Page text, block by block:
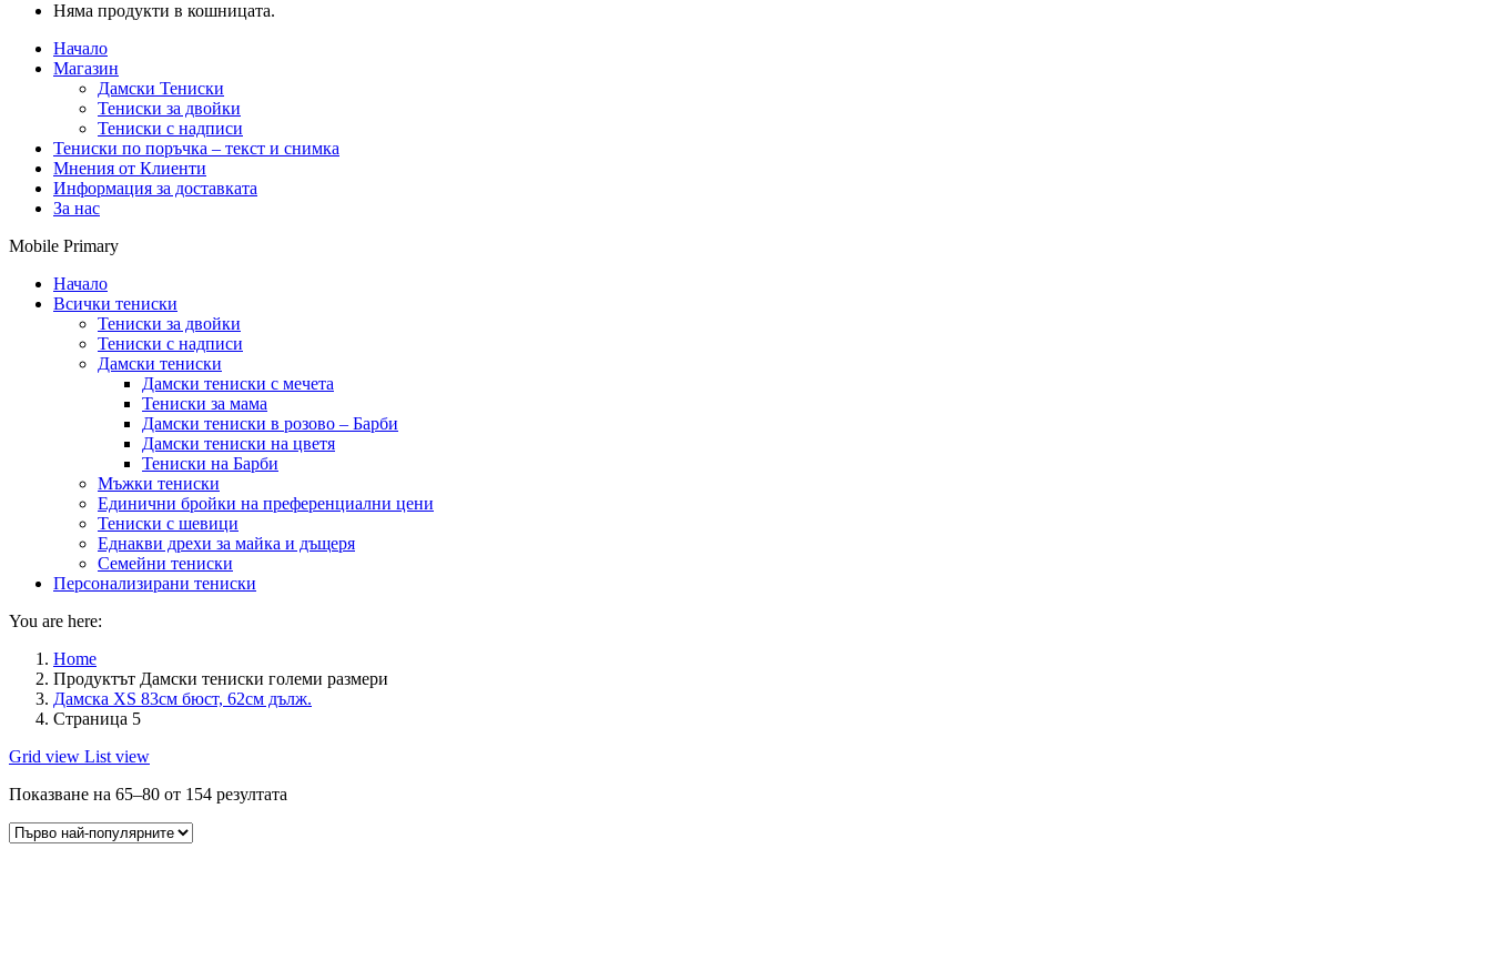
Няма продукти в кошницата.
Начало
Магазин
Дамски Тениски
Тениски за двойки
Тениски с надписи
Тениски по поръчка – текст и снимка
Мнения от Клиенти
Информация за доставката
За нас
Mobile Primary
Начало
Всички тениски
Тениски за двойки
Тениски с надписи
Дамски тениски
Дамски тениски с мечета
Тениски за мама
Дамски тениски в розово – Барби
Дамски тениски на цветя
Тениски на Барби
Мъжки тениски
Единични бройки на преференциални цени
Тениски с шевици
Еднакви дрехи за майка и дъщеря
Семейни тениски
Персонализирани тениски
You are here:
Home
Продуктът Дамски тениски големи размери
Дамска XS 83см бюст, 62см дълж.
Страница 5
Grid view List view
Показване на 65–80 от 154 резултата